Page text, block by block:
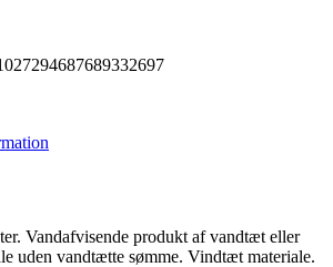
kr. 950,00.
Vandafvisende produkt af vandtæt eller
uden vandtætte sømme. Vindtæt materiale.